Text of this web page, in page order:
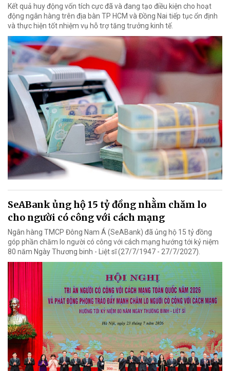
Kết quả huy động vốn tích cực đã và đang tạo điều kiện cho hoạt
động ngân hàng trên địa bàn TP HCM và Đồng Nai tiếp tục ổn định
và thực hiện tốt nhiệm vụ hỗ trợ tăng trưởng kinh tế.
SeABank ủng hộ 15 tỷ đồng nhằm chăm lo
cho người có công với cách mạng
Ngân hàng TMCP Đông Nam Á (SeABank) đã ủng hộ 15 tỷ đồng
góp phần chăm lo người có công với cách mạng hướng tới kỷ niệm
80 năm Ngày Thương binh - Liệt sĩ (27/7/1947 - 27/7/2027).